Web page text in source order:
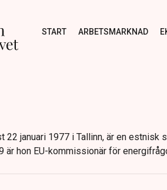
START ARBETSMARKNAD
22 januari 1977 i Tallinn, är en
är hon EU-kommissionär för